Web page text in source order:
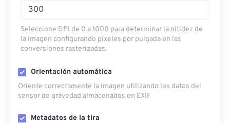
Seleccione DPI de 0 a 1000 para determinar la nitidez de
la imagen configurando píxeles por pulgada en las
conversiones rasterizadas.
Orientación automática
Oriente correctamente la imagen utilizando los datos del
sensor de gravedad almacenados en EXIF
Metadatos de la tira